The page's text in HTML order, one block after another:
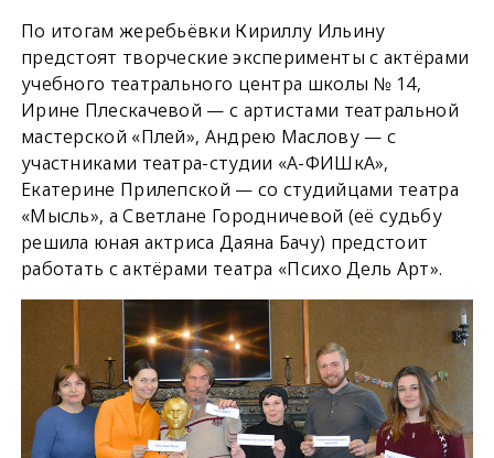
По итогам жеребьёвки Кириллу Ильину
предстоят творческие эксперименты с актёрами
учебного театрального центра школы № 14,
Ирине Плескачевой — с артистами театральной
мастерской «Плей», Андрею Маслову — с
участниками театра-студии «А-ФИШкА»,
Екатерине Прилепской — со студийцами театра
«Мысль», а Светлане Городничевой (её судьбу
решила юная актриса Даяна Бачу) предстоит
работать с актёрами театра «Психо Дель Арт».